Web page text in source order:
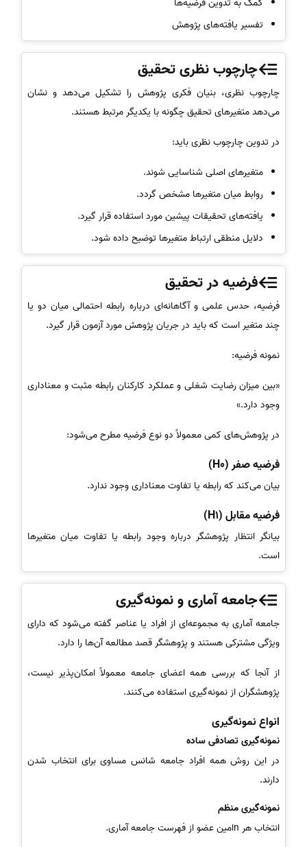
تفسیر یافته‌های پژوهش
چارچوب نظری تحقیق
چارچوب نظری، بنیان فکری پژوهش را تشکیل می‌دهد و نشان
می‌دهد متغیرهای تحقیق چگونه با یکدیگر مرتبط هستند.
در تدوین چارچوب نظری باید:
متغیرهای اصلی شناسایی شوند.
روابط میان متغیرها مشخص گردد.
یافته‌های تحقیقات پیشین مورد استفاده قرار گیرد.
دلایل منطقی ارتباط متغیرها توضیح داده شود.
فرضیه در تحقیق
فرضیه، حدس علمی و آگاهانه‌ای درباره رابطه احتمالی میان دو یا
چند متغیر است که باید در جریان پژوهش مورد آزمون قرار گیرد.
نمونه فرضیه:
«بین میزان رضایت شغلی و عملکرد کارکنان رابطه مثبت و معناداری
وجود دارد.»
در پژوهش‌های کمی معمولاً دو نوع فرضیه مطرح می‌شود:
فرضیه صفر (H0)
بیان می‌کند که رابطه یا تفاوت معناداری وجود ندارد.
فرضیه مقابل (H1)
بیانگر انتظار پژوهشگر درباره وجود رابطه یا تفاوت میان متغیرها
است.
جامعه آماری و نمونه‌گیری
جامعه آماری به مجموعه‌ای از افراد یا عناصر گفته می‌شود که دارای
ویژگی مشترکی هستند و پژوهشگر قصد مطالعه آن‌ها را دارد.
از آنجا که بررسی همه اعضای جامعه معمولاً امکان‌پذیر نیست،
پژوهشگران از نمونه‌گیری استفاده می‌کنند.
انواع نمونه‌گیری
نمونه‌گیری تصادفی ساده
در این روش همه افراد جامعه شانس مساوی برای انتخاب شدن
دارند.
نمونه‌گیری منظم
انتخاب هر nامین عضو از فهرست جامعه آماری.